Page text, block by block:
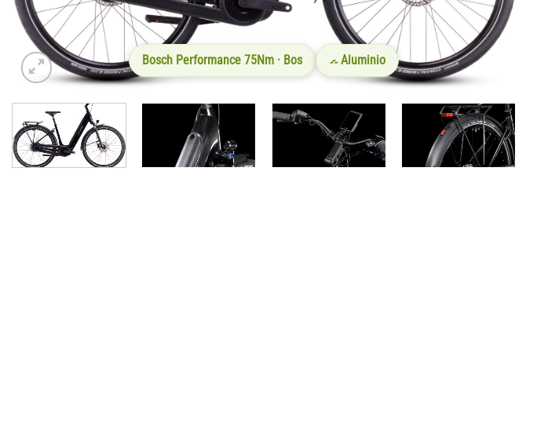
Bosch Performance 75Nm · Bos Aluminio